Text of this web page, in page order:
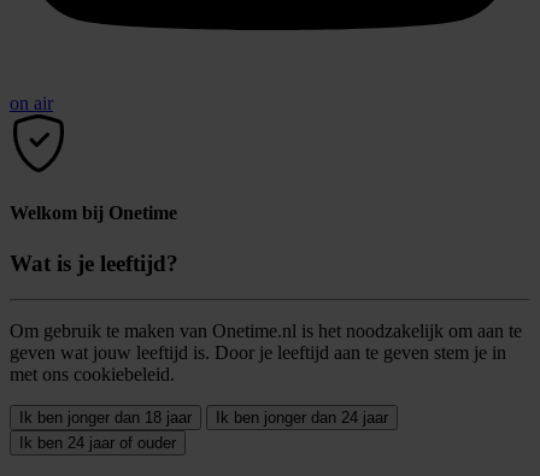
on air
Welkom bij Onetime
Wat is je leeftijd?
Om gebruik te maken van Onetime.nl is het noodzakelijk om aan te
geven wat jouw leeftijd is. Door je leeftijd aan te geven stem je in
met ons cookiebeleid.
Ik ben jonger dan 18 jaar
Ik ben jonger dan 24 jaar
Ik ben 24 jaar of ouder